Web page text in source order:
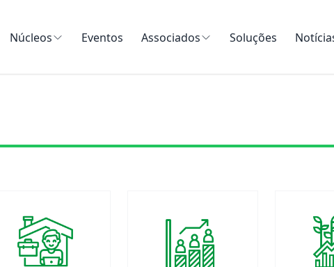
Núcleos Eventos Associados Soluções